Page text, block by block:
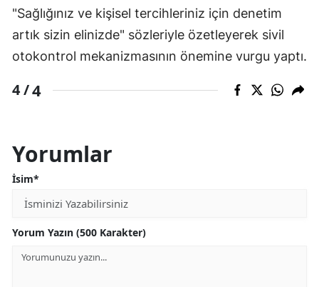
"Sağlığınız ve kişisel tercihleriniz için denetim
artık sizin elinizde" sözleriyle özetleyerek sivil
otokontrol mekanizmasının önemine vurgu yaptı.
4 /4
Yorumlar
İsim*
Yorum Yazın (500 Karakter)